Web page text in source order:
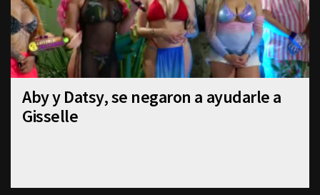
Aby y Datsy, se negaron a ayudarle a
Gisselle